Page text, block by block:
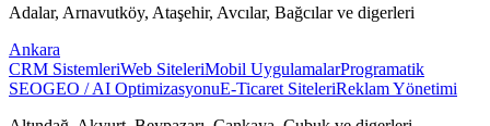
Adalar, Arnavutköy, Ataşehir, Avcılar, Bağcılarve digerleri
Ankara
CRM SistemleriWeb SiteleriMobil UygulamalarProgramatik
SEOGEO / AI OptimizasyonuE-Ticaret SiteleriReklam Yönetimi